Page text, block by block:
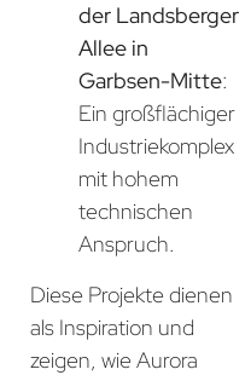
der Landsberger
Allee in
Garbsen-Mitte:
Ein großflächiger
Industriekomplex
mit hohem
technischen
Anspruch.
Diese Projekte dienen
als Inspiration und
zeigen, wie Aurora